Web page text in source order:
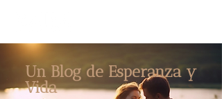
Un Blog de Esperanza y
Vida